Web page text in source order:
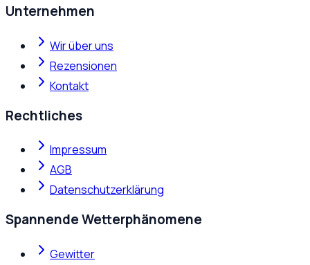
Unternehmen
Wir über uns
Rezensionen
Kontakt
Rechtliches
Impressum
AGB
Datenschutzerklärung
Spannende Wetterphänomene
Gewitter